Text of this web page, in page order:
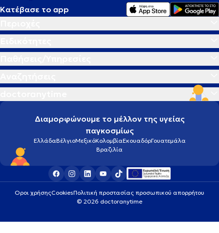
Κατέβασε το app
Διαμορφώνουμε το μέλλον της υγείας
παγκοσμίως
ΕλλάδαΒέλγιοΜεξικόΚολομβίαΕκουαδόρΓουατεμάλα
Βραζιλία
Οροι χρήσηςCookiesΠολιτική προστασίας προσωπικού απορρήτου
© 2026 doctoranytime